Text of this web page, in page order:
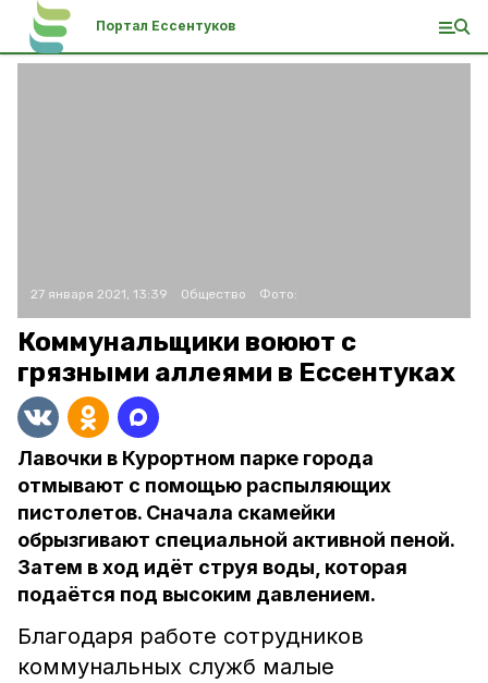
Портал Ессентуков
27 января 2021, 13:39 Общество Фото:
Коммунальщики воюют с
грязными аллеями в Ессентуках
Лавочки в Курортном парке города
отмывают с помощью распыляющих
пистолетов. Сначала скамейки
обрызгивают специальной активной пеной.
Затем в ход идёт струя воды, которая
подаётся под высоким давлением.
Благодаря работе сотрудников
коммунальных служб малые